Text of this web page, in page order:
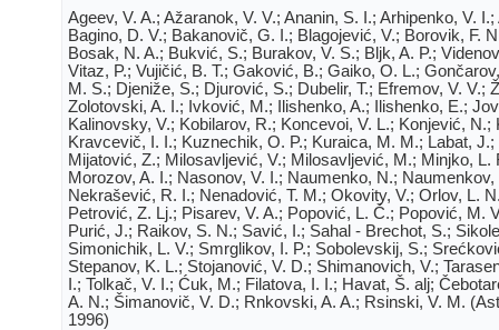
Ageev, V. A.; Ažaranok, V. V.; Ananin, S. I.; Arhipenko, V.
Bagino, D. V.; Bakanovič, G. I.; Blagojević, V.; Borovik, F.
Bosak, N. A.; Bukvić, S.; Burakov, V. S.; Bljk, A. P.;
Vitaz, P.; Vujičić, B. T.; Gaković, B.; Gaiko, O. L.;
M. S.; Djeniže, S.; Djurović, S.; Dubelir, T.; Efremov, V. V.;
Zolotovski, A. I.; Ivković, M.; Ilishenko, A.; Ilishenko, E.;
Kalinovsky, V.; Kobilarov, R.; Koncevoi, V. L.; Konjević, N.;
Kravcevič, I. I.; Kuznechik, O. P.; Kuraica, M. M.; Labat,
Mijatović, Z.; Milosavljević, V.; Milosavljević, M.; Minjko, L.
Morozov, A. I.; Nasonov, V. I.; Naumenko, N.; Naumenkov,
Nekrašević, R. I.; Nenadović, T. M.; Okovity, V.; Orlov, L.
Petrović, Z. Lj.; Pisarev, V. A.; Popović, L. Č.; Popović, M.
Purić, J.; Raikov, S. N.; Savić, I.; Sahal - Brechot, S.;
Simonichik, L. V.; Smrglikov, I. P.; Sobolevskij, S.;
Stepanov, K. L.; Stojanović, V. D.; Shimanovich, V.;
I.; Tolkač, V. I.; Ćuk, M.; Filatova, I. I.; Havat, Š. alj;
A. N.; Šimanovič, V. D.; Rnkovski, A. A.; Rsinski, V. M. (
1996)